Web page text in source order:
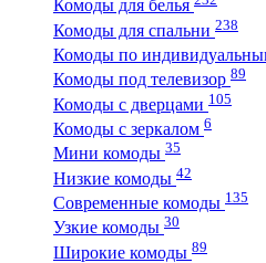
Комоды для белья
Комоды для спальни 238
Комоды по
Комоды под телевизор 89
Комоды с дверцами 105
Комоды с зеркалом 6
Мини комоды 35
Низкие комоды 42
Современные комоды 135
Узкие комоды 30
Широкие комоды 89